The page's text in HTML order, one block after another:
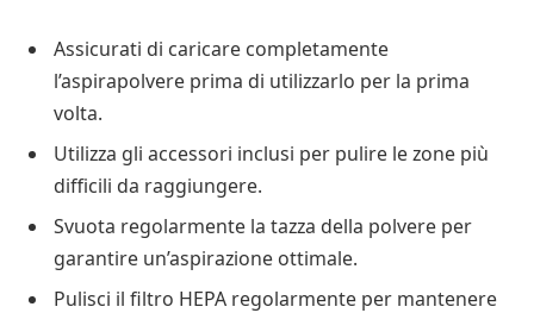
Assicurati di caricare completamente
l’aspirapolvere prima di utilizzarlo per la prima
volta.
Utilizza gli accessori inclusi per pulire le zone più
difficili da raggiungere.
Svuota regolarmente la tazza della polvere per
garantire un’aspirazione ottimale.
Pulisci il filtro HEPA regolarmente per mantenere